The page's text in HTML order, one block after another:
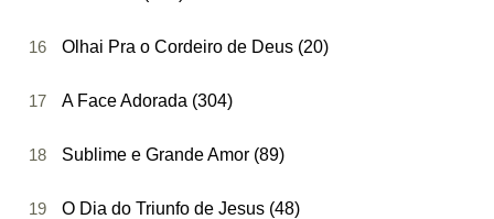
16 Olhai Pra o Cordeiro de Deus (20)
17 A Face Adorada (304)
18 Sublime e Grande Amor (89)
19 O Dia do Triunfo de Jesus (48)